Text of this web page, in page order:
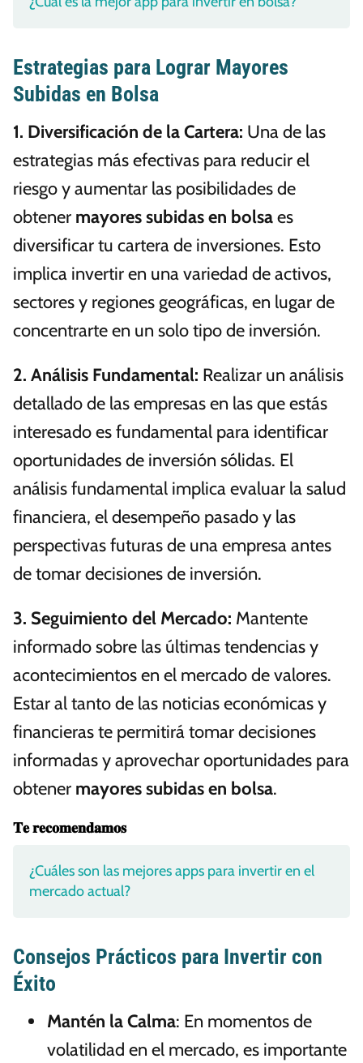
Estrategias para Lograr Mayores
Subidas en Bolsa
1. Diversificación de la Cartera: Una de las
estrategias más efectivas para reducir el
riesgo y aumentar las posibilidades de
obtener mayores subidas en bolsaes
diversificar tu cartera de inversiones. Esto
implica invertir en una variedad de activos,
sectores y regiones geográficas, en lugar de
concentrarte en un solo tipo de inversión.
2. Análisis Fundamental: Realizar un análisis
detallado de las empresas en las que estás
interesado es fundamental para identificar
oportunidades de inversión sólidas. El
análisis fundamental implica evaluar la salud
financiera, el desempeño pasado y las
perspectivas futuras de una empresa antes
de tomar decisiones de inversión.
3. Seguimiento del Mercado: Mantente
informado sobre las últimas tendencias y
acontecimientos en el mercado de valores.
Estar al tanto de las noticias económicas y
financieras te permitirá tomar decisiones
informadas y aprovechar oportunidades para
obtener mayores subidas en bolsa.
𝐓𝐞 𝐫𝐞𝐜𝐨𝐦𝐞𝐧𝐝𝐚𝐦𝐨𝐬
¿Cuáles son las mejores apps para invertir en el
mercado actual?
Consejos Prácticos para Invertir con
Éxito
Mantén la Calma: En momentos de
volatilidad en el mercado, es importante